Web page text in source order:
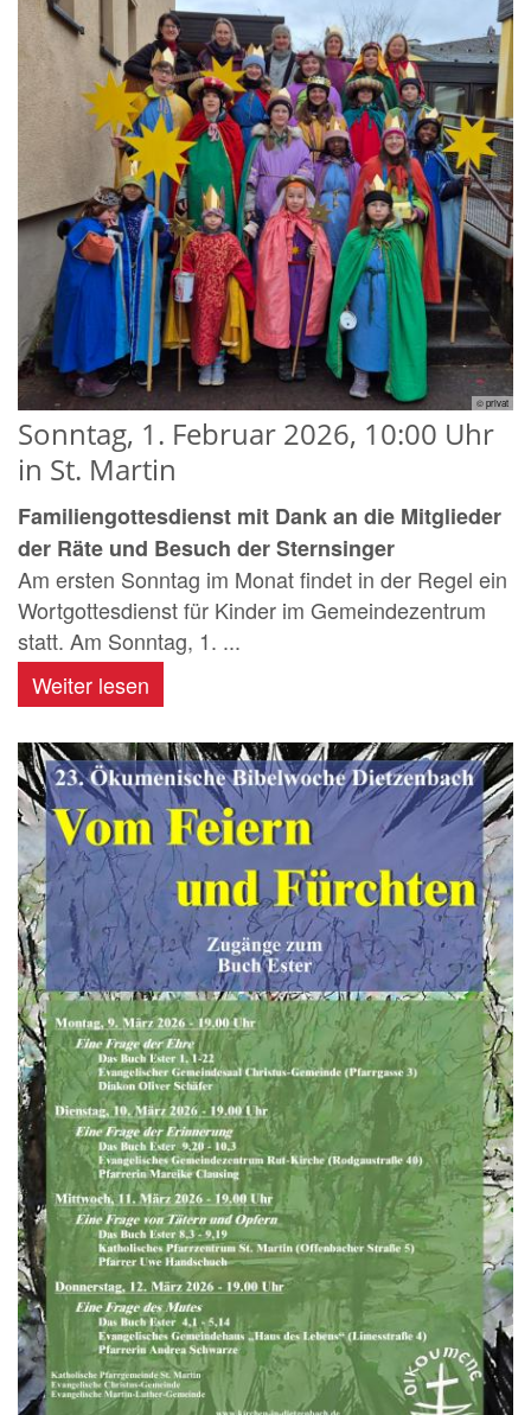
© privat
Sonntag, 1. Februar 2026, 10:00 Uhr
in St. Martin
Familiengottesdienst mit Dank an die Mitglieder
der Räte und Besuch der Sternsinger
Am ersten Sonntag im Monat findet in der Regel ein
Wortgottesdienst für Kinder im Gemeindezentrum
statt. Am Sonntag, 1. ...
Weiter lesen